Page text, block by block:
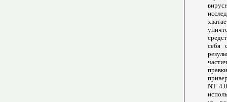
себя
NT